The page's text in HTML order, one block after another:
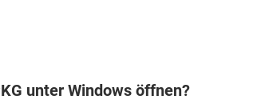
unter Windows öffnen?